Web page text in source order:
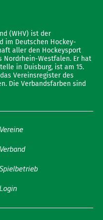
(WHV) ist der
im Deutschen Hockey-
aller den Hockeysport
Nordrhein-Westfalen. Er hat
in Duisburg, ist am 15.
Vereinsregister des
Die Verbandsfarben sind
Vereine
Verband
Spielbetrieb
Login